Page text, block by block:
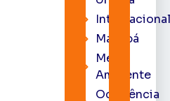
Internacional
Macapá
Meio
Ambiente
Ocorrência